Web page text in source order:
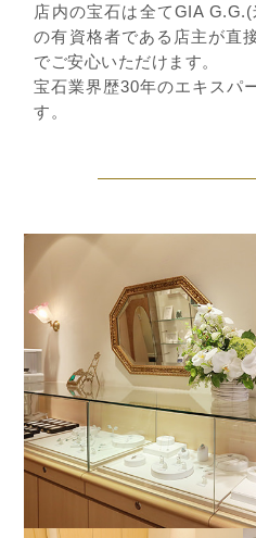
店内の宝石は全てGIA
の有資格者である店主が直
でご安心いただけます。
宝石業界歴30年のエキスパ
す。